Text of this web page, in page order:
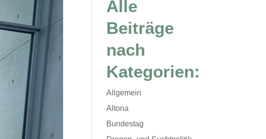
Alle
Beiträge
nach
Kategorien:
Allgemein
Altona
Bundestag